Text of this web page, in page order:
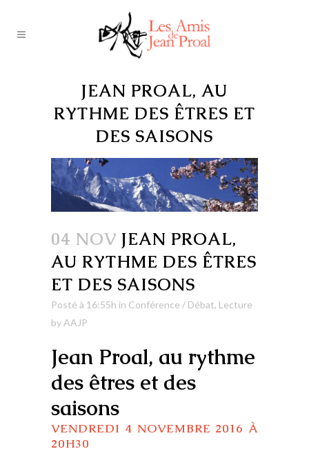
JEAN PROAL, AU
RYTHME DES ÊTRES ET
DES SAISONS
04 NOV JEAN PROAL,
AU RYTHME DES ÊTRES
ET DES SAISONS
Posté à 16:55h in Conférence / Débat, Lecture
by AAJP
Jean Proal, au rythme
des êtres et des
saisons
VENDREDI 4 NOVEMBRE 2016 À
20H30